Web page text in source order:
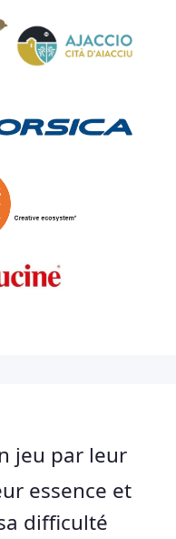
jeu par leur
essence et
difficulté